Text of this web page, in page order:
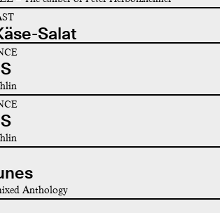
Salat
Anthology